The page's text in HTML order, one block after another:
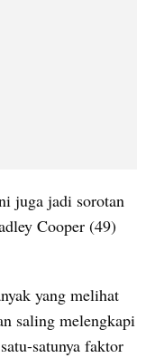
juga jadi sorotan
Cooper (49)
yang melihat
saling melengkapi
satunya faktor